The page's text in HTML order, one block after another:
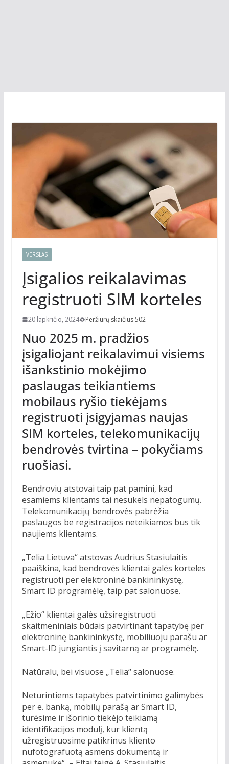
VERSLAS
Įsigalios reikalavimas
registruoti SIM korteles
20 lapkričio, 2024 Peržiūrų skaičius 502
Nuo 2025 m. pradžios
įsigaliojant reikalavimui visiems
išankstinio mokėjimo
paslaugas teikiantiems
mobilaus ryšio tiekėjams
registruoti įsigyjamas naujas
SIM korteles, telekomunikacijų
bendrovės tvirtina – pokyčiams
ruošiasi.
Bendrovių atstovai taip pat pamini, kad
esamiems klientams tai nesukels nepatogumų.
Telekomunikacijų bendrovės pabrėžia
paslaugos be registracijos neteikiamos bus tik
naujiems klientams.
„Telia Lietuva“ atstovas Audrius Stasiulaitis
paaiškina, kad bendrovės klientai galės korteles
registruoti per elektroninė bankininkystę,
Smart ID programėlę, taip pat salonuose.
„Ežio“ klientai galės užsiregistruoti
skaitmeniniais būdais patvirtinant tapatybę per
elektroninę bankininkystę, mobiliuoju parašu ar
Smart-ID jungiantis į savitarną ar programėlę.
Natūralu, bei visuose „Telia“ salonuose.
Neturintiems tapatybės patvirtinimo galimybės
per e. banką, mobilų parašą ar Smart ID,
turėsime ir išorinio tiekėjo teikiamą
identifikacijos modulį, kur klientą
užregistruosime patikrinus kliento
nufotografuotą asmens dokumentą ir